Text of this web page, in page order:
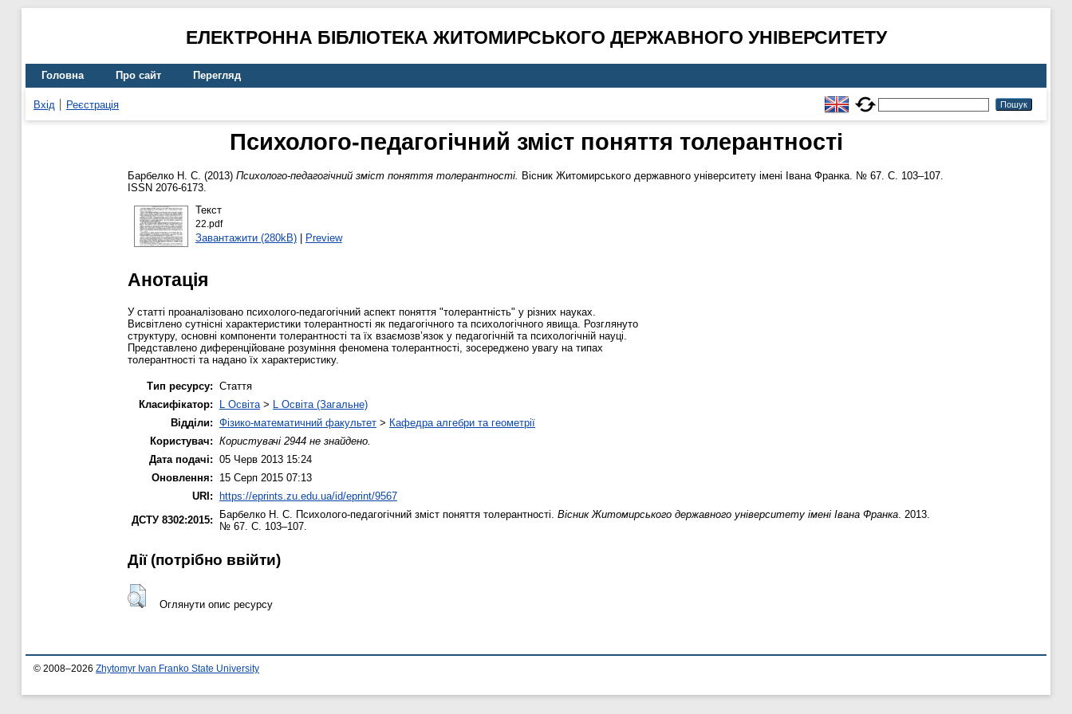
ЕЛЕКТРОННА БІБЛІОТЕКА ЖИТОМИРСЬКОГО ДЕРЖАВНОГО УНІВЕРСИТЕТУ
Головна Про сайт Перегляд
Вхід Реєстрація
Психолого-педагогічний зміст поняття толерантності
Барбелко Н. С. (2013) Психолого-педагогічний зміст поняття толерантності. Вісник Житомирського державного університету імені Івана Франка. № 67. С. 103–107.
ISSN 2076-6173.
Текст
22.pdf
Завантажити (280kB)| Preview
Анотація
У статті проаналізовано психолого-педагогічний аспект поняття "толерантність" у різних науках.
Висвітлено сутнісні характеристики толерантності як педагогічного та психологічного явища. Розглянуто
структуру, основні компоненти толерантності та їх взаємозв’язок у педагогічній та психологічній науці.
Представлено диференційоване розуміння феномена толерантності, зосереджено увагу на типах
толерантності та надано їх характеристику.
Тип ресурсу: Стаття
Класифікатор:
L Освіта > L Освіта (Загальне)
Відділи: Фізико-математичний факультет > Кафедра алгебри та геометрії
Користувач: Користувачі 2944 не знайдено.
Дата подачі: 05 Черв 2013 15:24
Оновлення:
15 Серп 2015 07:13
URI: https://eprints.zu.edu.ua/id/eprint/9567
ДСТУ 8302:2015:
Барбелко Н. С. Психолого-педагогічний зміст поняття толерантності. Вісник Житомирського державного університету імені Івана Франка . 2013.
№ 67. С. 103–107.
Дії ​​(потрібно ввійти)
Оглянути опис ресурсу
© 2008–2026 Zhytomyr Ivan Franko State University